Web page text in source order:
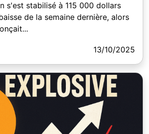
s'est stabilisé à 115 000 dollars
de la semaine dernière, alors
13/10/2025